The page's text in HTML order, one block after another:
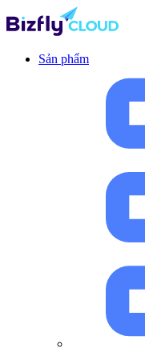
Sản phẩm